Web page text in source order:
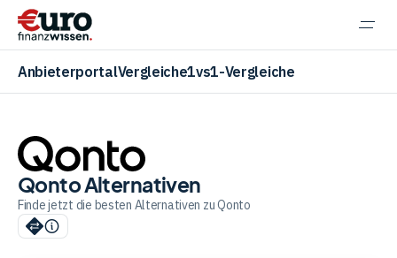
AnbieterportalVergleiche1vs1-Vergleiche
Aktien
Qonto Alternativen
Finde jetzt die besten Alternativen zu Qonto